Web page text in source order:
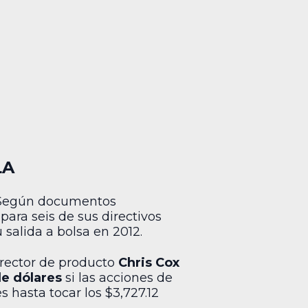
documentos
seis de sus directivos
a bolsa en 2012.
de producto Chris Cox
dólares si las acciones de
hasta tocar los $3,727.12